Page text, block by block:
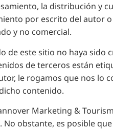
la distribución y
por escrito del autor
y no comercial.
de este sitio no haya
de terceros están
le rogamos que nos lo
contenido.
Marketing &
obstante, es posible